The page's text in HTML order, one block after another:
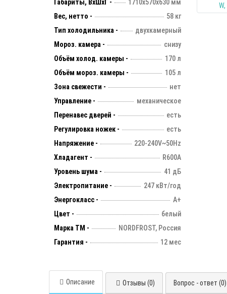
Габариты, ВхШхГ -
1710х570х630 мм
Вес, нетто -
58 кг
Тип холодильника -
двухкамерный
Мороз. камера -
снизу
Объём холод. камеры -
170 л
Объём мороз. камеры -
105 л
Зона свежести -
нет
Управление -
механическое
Перенавес дверей -
есть
Регулировка ножек -
есть
Напряжение -
220-240V~50Hz
Хладагент -
R600A
Уровень шума -
41 дБ
Электропитание -
247 кВт/год
Энергокласс -
А+
Цвет -
белый
Марка ТМ -
NORDFROST, Россия
Гарантия -
12 мес
Описание Отзывы (0) Вопрос - ответ (0)